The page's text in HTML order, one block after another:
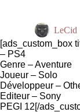
LeCid
[ads_custom_box
– PS4
Genre – Aventure
Joueur – Solo
Développeur –
Editeur – Sony
PEGI 12[/